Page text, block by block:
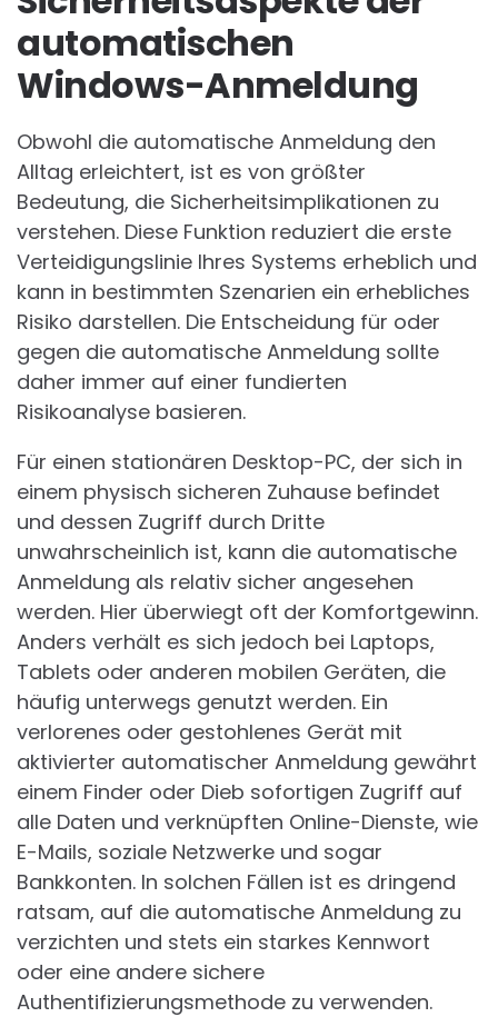
automatischen
Windows-Anmeldung
Obwohl die automatische Anmeldung den
Alltag erleichtert, ist es von größter
Bedeutung, die Sicherheitsimplikationen zu
verstehen. Diese Funktion reduziert die erste
Verteidigungslinie Ihres Systems erheblich und
kann in bestimmten Szenarien ein erhebliches
Risiko darstellen. Die Entscheidung für oder
gegen die automatische Anmeldung sollte
daher immer auf einer fundierten
Risikoanalyse basieren.
Für einen stationären Desktop-PC, der sich in
einem physisch sicheren Zuhause befindet
und dessen Zugriff durch Dritte
unwahrscheinlich ist, kann die automatische
Anmeldung als relativ sicher angesehen
werden. Hier überwiegt oft der Komfortgewinn.
Anders verhält es sich jedoch bei Laptops,
Tablets oder anderen mobilen Geräten, die
häufig unterwegs genutzt werden. Ein
verlorenes oder gestohlenes Gerät mit
aktivierter automatischer Anmeldung gewährt
einem Finder oder Dieb sofortigen Zugriff auf
alle Daten und verknüpften Online-Dienste, wie
E-Mails, soziale Netzwerke und sogar
Bankkonten. In solchen Fällen ist es dringend
ratsam, auf die automatische Anmeldung zu
verzichten und stets ein starkes Kennwort
oder eine andere sichere
Authentifizierungsmethode zu verwenden.